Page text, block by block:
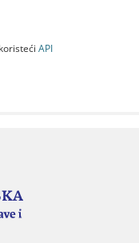
API